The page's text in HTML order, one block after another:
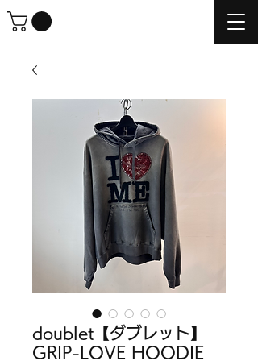
doublet【ダブレット】
GRIP-LOVE HOODIE